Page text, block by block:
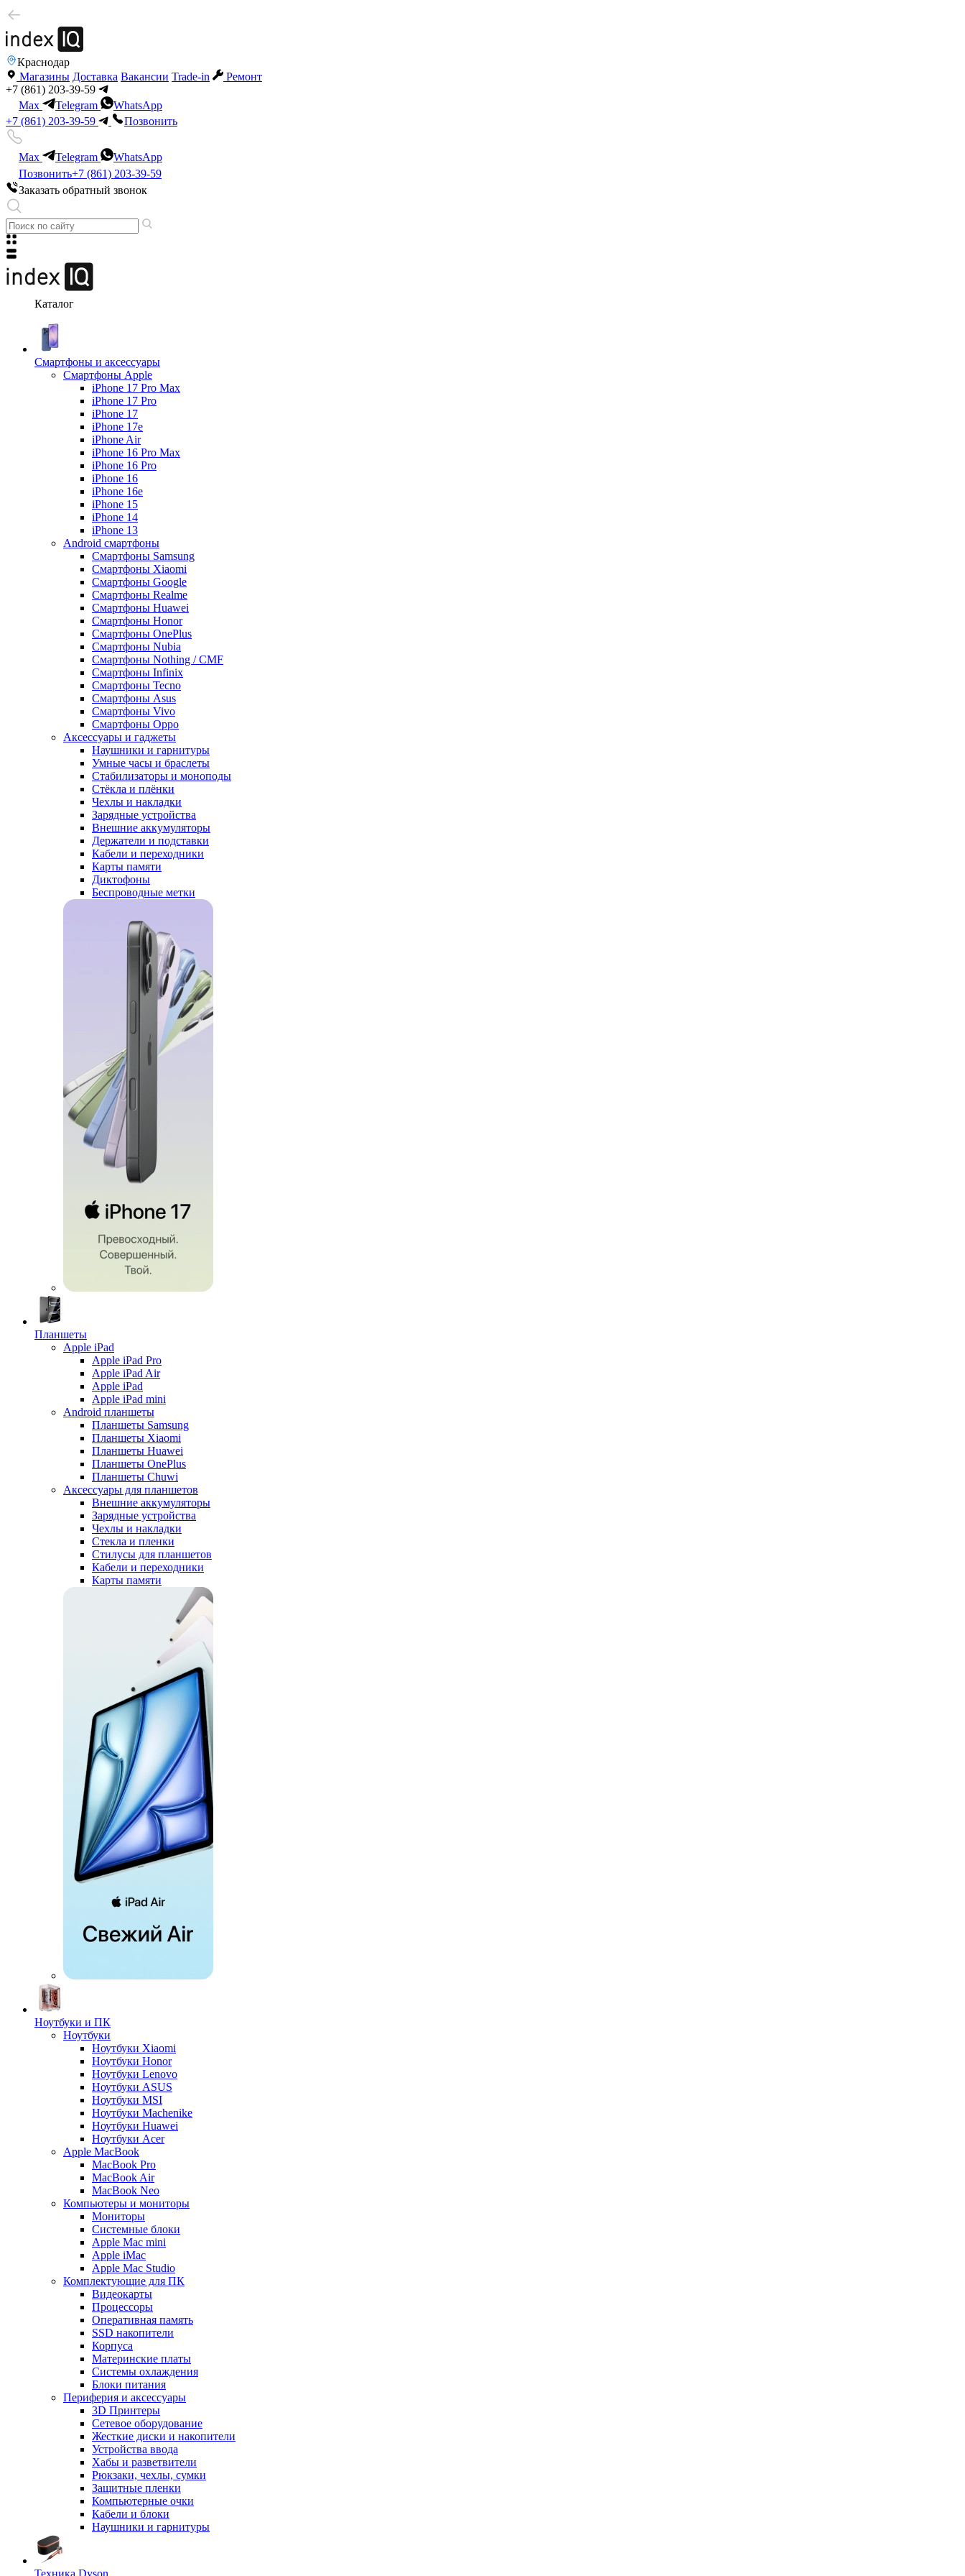
Краснодар
Магазины Доставка Вакансии Trade-in
Ремонт
+7 (861) 203-39-59
Max
Telegram
WhatsApp
+7 (861) 203-39-59
Позвонить
Max Telegram
WhatsApp
Позвонить+7 (861) 203-39-59
Заказать обратный звонок
Каталог
Смартфоны и аксессуары
Смартфоны Apple
iPhone 17 Pro Max
iPhone 17 Pro
iPhone 17
iPhone 17e
iPhone Air
iPhone 16 Pro Max
iPhone 16 Pro
iPhone 16
iPhone 16e
iPhone 15
iPhone 14
iPhone 13
Android cмартфоны
Смартфоны Samsung
Смартфоны Xiaomi
Смартфоны Google
Смартфоны Realme
Смартфоны Huawei
Смартфоны Honor
Смартфоны OnePlus
Смартфоны Nubia
Смартфоны Nothing / CMF
Смартфоны Infinix
Смартфоны Tecno
Смартфоны Asus
Смартфоны Vivo
Смартфоны Oppo
Аксессуары и гаджеты
Наушники и гарнитуры
Умные часы и браслеты
Стабилизаторы и моноподы
Стёкла и плёнки
Чехлы и накладки
Зарядные устройства
Внешние аккумуляторы
Держатели и подставки
Кабели и переходники
Карты памяти
Диктофоны
Беспроводные метки
Планшеты
Apple iPad
Apple iPad Pro
Apple iPad Air
Apple iPad
Apple iPad mini
Android планшеты
Планшеты Samsung
Планшеты Xiaomi
Планшеты Huawei
Планшеты OnePlus
Планшеты Chuwi
Аксессуары для планшетов
Внешние аккумуляторы
Зарядные устройства
Чехлы и накладки
Стекла и пленки
Стилусы для планшетов
Кабели и переходники
Карты памяти
Ноутбуки и ПК
Ноутбуки
Ноутбуки Xiaomi
Ноутбуки Honor
Ноутбуки Lenovo
Ноутбуки ASUS
Ноутбуки MSI
Ноутбуки Machenike
Ноутбуки Huawei
Ноутбуки Acer
Apple MacBook
MacBook Pro
MacBook Air
MacBook Neo
Компьютеры и мониторы
Мониторы
Системные блоки
Apple Mac mini
Apple iMac
Apple Mac Studio
Комплектующие для ПК
Видеокарты
Процессоры
Оперативная память
SSD накопители
Корпуса
Материнские платы
Системы охлаждения
Блоки питания
Периферия и аксессуары
3D Принтеры
Сетевое оборудование
Жесткие диски и накопители
Устройства ввода
Хабы и разветвители
Рюкзаки, чехлы, сумки
Защитные пленки
Компьютерные очки
Кабели и блоки
Наушники и гарнитуры
Техника Dyson